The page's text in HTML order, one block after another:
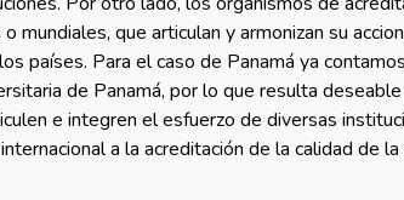
mun­diales, que articulan y armonizan su
países. Para el caso de Panamá ya
de Panamá, por lo que resulta
e integren el esfuerzo de diversas
a la acreditación de la calidad de